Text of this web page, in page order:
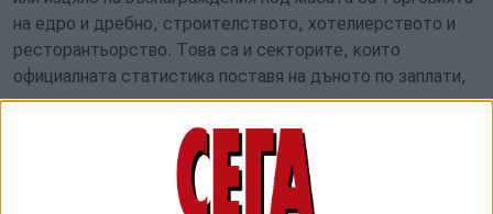
на едро и дребно, строителството, хотелиерството и
ресторантьорство. Това са и секторите, които
официалната статистика поставя на дъното по заплати,
вероятно и заради прикриването на реалните плащания.
Най-губещи от недекларирания доход остават
служителите, които се осигуряват на по-ниски суми от
реалния размер на заплатата - обикновено на минимална